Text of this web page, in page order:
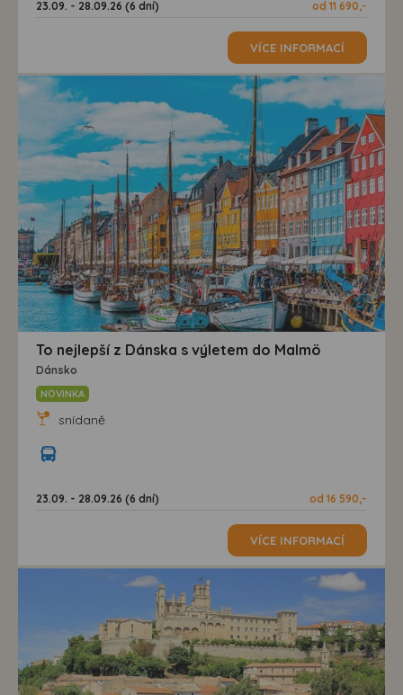
23.09. - 28.09.26 (6 dní) od 11 690,-
VÍCE INFORMACÍ
To nejlepší z Dánska s výletem do Malmö
Dánsko
NOVINKA
snídaně
23.09. - 28.09.26 (6 dní) od 16 590,-
VÍCE INFORMACÍ